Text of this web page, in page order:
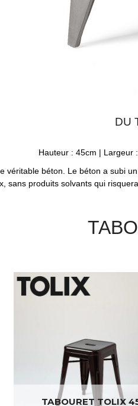
DU
Hauteur : 45cm | Largeur
véritable béton. Le béton a subi
sans produits solvants qui
TABOURET TOLIX